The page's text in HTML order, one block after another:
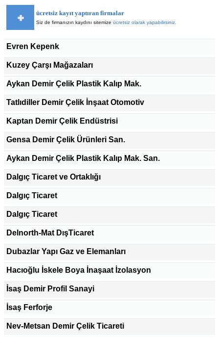
ücretsiz kayıt yaptıran firmalar
Siz de firmanızın kaydını sitemize ücretsiz olarak yapabilirsiniz.
Evren Kepenk
Kuzey Çarşı Mağazaları
Aykan Demir Çelik Plastik Kalıp Mak.
Tatlıdiller Demir Çelik İnşaat Otomotiv
Kaptan Demir Çelik Endüstrisi
Gensa Demir Çelik Ürünleri San.
Aykan Demir Çelik Plastik Kalıp Mak. San.
Dalgıç Ticaret ve Ortaklığı
Dalgıç Ticaret
Dalgıç Ticaret
Delnorth-Mat DışTicaret
Dubazlar Yapı Gaz ve Elemanları
Hacıoğlu İskele Boya İnaşaat İzolasyon
İsaş Demir Profil Sanayi
İsaş Ferforje
Nev-Metsan Demir Çelik Ticareti